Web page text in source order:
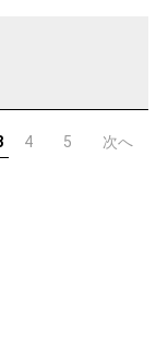
4 5 次へ